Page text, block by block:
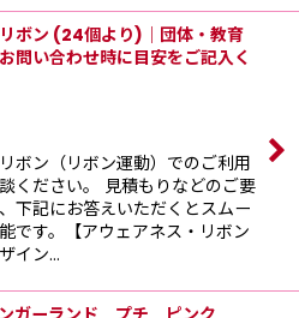
ボン (24個より)｜団体・教育
問い合わせ時に目安をご記入く
ボン（リボン運動）でのご利用
ください。 見積もりなどのご要
下記にお答えいただくとスムー
です。【アウェアネス・リボン
イン…